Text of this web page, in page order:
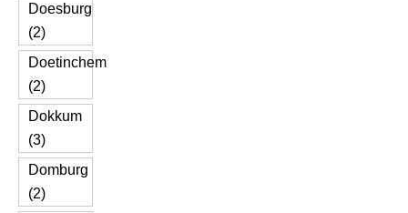
Doesburg
(2)
Doetinchem
(2)
Dokkum
(3)
Domburg
(2)